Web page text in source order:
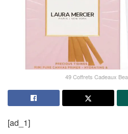
49 Coffrets Cadeaux
[ad_1]